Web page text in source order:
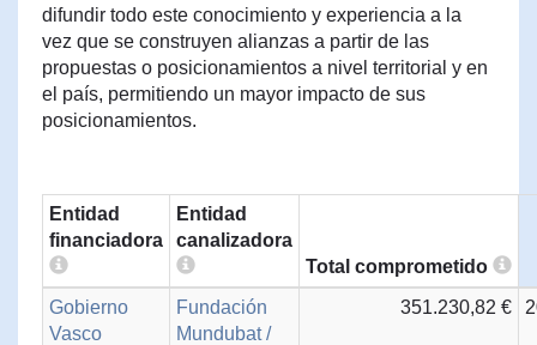
difundir todo este conocimiento y experiencia a la
vez que se construyen alianzas a partir de las
propuestas o posicionamientos a nivel territorial y en
el país, permitiendo un mayor impacto de sus
posicionamientos.
Entidad
financiadora
Entidad
canalizadora
Total comprometido
Gobierno
Vasco
Fundación
Mundubat /
351.230,82 €